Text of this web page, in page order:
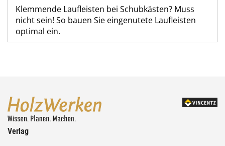
Klemmende Laufleisten bei Schubkästen? Muss
nicht sein! So bauen Sie eingenutete Laufleisten
optimal ein.
Verlag